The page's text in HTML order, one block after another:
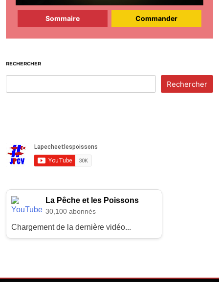
Sommaire Commander
RECHERCHER
Rechercher
La Pêche et les Poissons
30,100 abonnés
Chargement de la dernière vidéo...